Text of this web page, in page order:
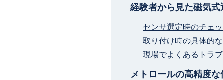
経験者から見た磁気
センサ選定時のチェ
取り付け時の具体的
現場でよくあるトラ
メトロールの高精度